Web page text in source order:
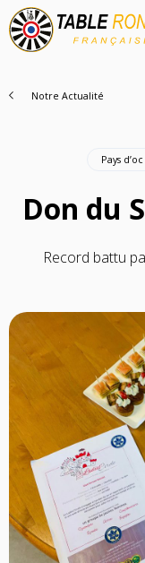
Histoire
La famille TRF
Rencontrez-
Nous rejoindre
Trouver un club
Nos Régions
Nos Actions
Notre Actualité
Notre Actualité
Pays d’oc
Don du
Record battu